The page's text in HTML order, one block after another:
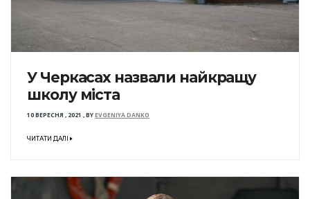
У Черкасах назвали найкращу
школу міста
10 ВЕРЕСНЯ , 2021 ,BYEVGENIYA DANKO
ЧИТАТИ ДАЛІ